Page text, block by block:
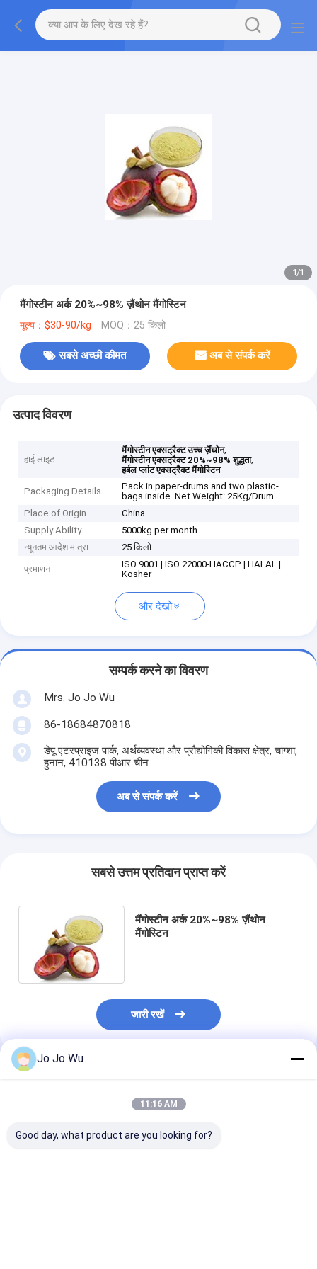
1/1
मैंगोस्टीन अर्क 20%~98% ज़ैंथोन मैंगोस्टिन
मूल्य：$30-90/kg MOQ：25 किलो
सबसे अच्छी कीमत अब से संपर्क करें
उत्पाद विवरण
हाई लाइट
मैंगोस्टीन एक्सट्रैक्ट उच्च ज़ैंथोन,
मैंगोस्टीन एक्सट्रैक्ट 20%~98% शुद्धता,
हर्बल प्लांट एक्सट्रैक्ट मैंगोस्टिन
Packaging Details
Pack in paper-drums and two plastic-
bags inside. Net Weight: 25Kg/Drum.
Place of Origin
China
Supply Ability
5000kg per month
न्यूनतम आदेश मात्रा
25 किलो
प्रमाणन
ISO 9001 | ISO 22000-HACCP | HALAL |
Kosher
और देखो
सम्पर्क करने का विवरण
Mrs. Jo Jo Wu
86-18684870818
डेपू एंटरप्राइज पार्क, अर्थव्यवस्था और प्रौद्योगिकी विकास क्षेत्र, चांग्शा,
हुनान, 410138 पीआर चीन
अब से संपर्क करें
सबसे उत्तम प्रतिदान प्राप्त करें
मैंगोस्टीन अर्क 20%~98% ज़ैंथोन
मैंगोस्टिन
जारी रखें
अनुशंसित उत्पाद
Jo Jo Wu
11:16 AM
Good day, what product are you looking for?